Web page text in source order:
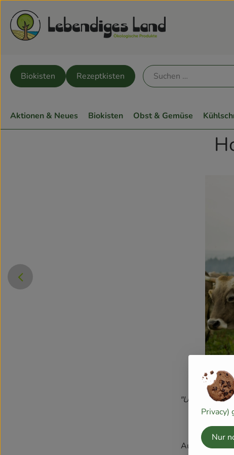
Biokisten Rezeptkisten
Aktionen & Neues Biokisten Obst & Gemüse
"Unser
Auf dem
Privacy)
Nur